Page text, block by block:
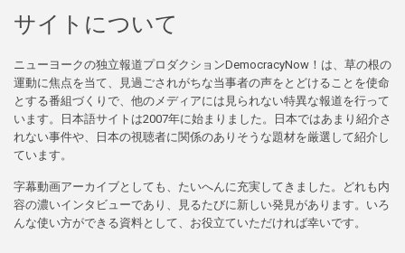
サイトについて
ニューヨークの独立報道プロダクションDemocracyNow！は、草の根の
運動に焦点を当て、見過ごされがちな当事者の声をとどけることを使命
とする番組づくりで、他のメディアには見られない特異な報道を行って
います。日本語サイトは2007年に始まりました。日本ではあまり紹介さ
れない事件や、日本の視聴者に関係のありそうな題材を厳選して紹介し
ています。
字幕動画アーカイブとしても、たいへんに充実してきました。どれも内
容の濃いインタビューであり、見るたびに新しい発見があります。いろ
んな使い方ができる資料として、お役立ていただければ幸いです。